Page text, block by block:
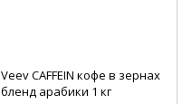
Veev CAFFEIN кофе в зернах
бленд арабики 1 кг